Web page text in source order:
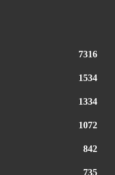
7316
1534
1334
1072
842
735